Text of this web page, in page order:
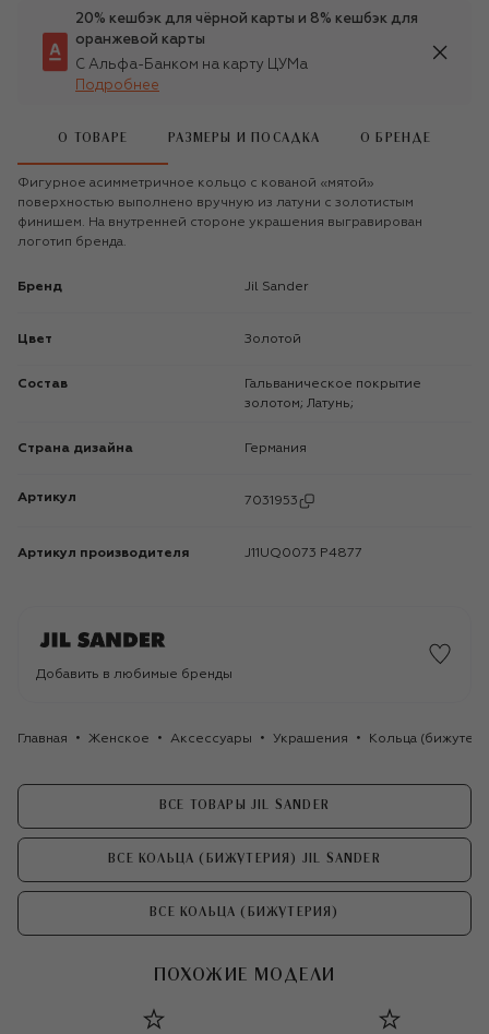
20% кешбэк для чёрной карты и 8% кешбэк для
оранжевой карты
С Альфа-Банком на карту ЦУМа
Подробнее
О ТОВАРЕ РАЗМЕРЫ И ПОСАДКА О БРЕНДЕ
Фигурное асимметричное кольцо с кованой «мятой»
поверхностью выполнено вручную из латуни с золотистым
финишем. На внутренней стороне украшения выгравирован
логотип бренда.
Бренд Jil Sander
Цвет Золотой
Состав
Гальваническое покрытие
золотом; Латунь;
Страна дизайна Германия
Артикул 7031953
Артикул производителя J11UQ0073 P4877
Добавить в любимые бренды
Главная Женское Аксессуары Украшения Кольца
ВСЕ ТОВАРЫ JIL SANDER
ВСЕ КОЛЬЦА (БИЖУТЕРИЯ) JIL SANDER
ВСЕ КОЛЬЦА (БИЖУТЕРИЯ)
ПОХОЖИЕ МОДЕЛИ